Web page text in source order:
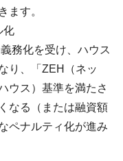
ます。
化
務化を受け、ハウス
り、「ZEH（ネッ
ウス）基準を満たさ
なる（または融資額
ペナルティ化が進み